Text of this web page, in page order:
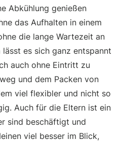
Abkühlung genießen
das Aufhalten in einem
die lange Wartezeit an
es sich ganz entspannt
auch ohne Eintritt zu
und dem Packen von
viel flexibler und nicht so
Auch für die Eltern ist ein
sind beschäftigt und
viel besser im Blick,